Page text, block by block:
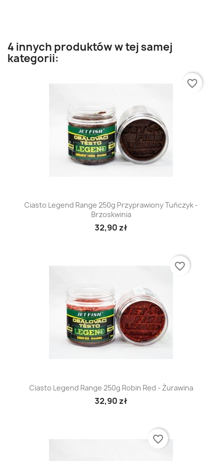
4 innych produktów w tej samej
kategorii:
Ciasto Legend Range 250g Przyprawiony Tuńczyk -
Brzoskwinia
32,90 zł
favorite_border
Ciasto Legend Range 250g Robin Red - Żurawina
32,90 zł
favorite_border
favorite_border